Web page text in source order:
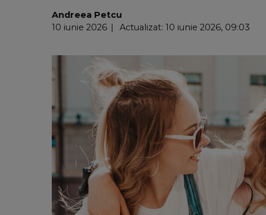
Andreea Petcu
10 iunie 2026
Actualizat: 10 iunie 2026, 09:03